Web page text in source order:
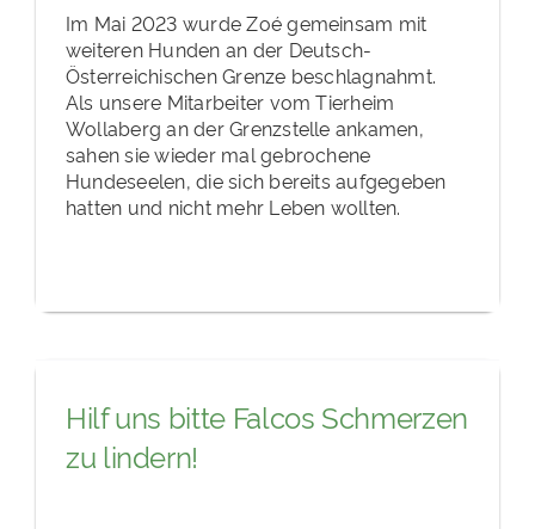
Im Mai 2023 wurde Zoé gemeinsam mit
weiteren Hunden an der Deutsch-
Österreichischen Grenze beschlagnahmt.
Als unsere Mitarbeiter vom Tierheim
Wollaberg an der Grenzstelle ankamen,
sahen sie wieder mal gebrochene
Hundeseelen, die sich bereits aufgegeben
hatten und nicht mehr Leben wollten.
Hilf uns bitte Falcos Schmerzen
zu lindern!